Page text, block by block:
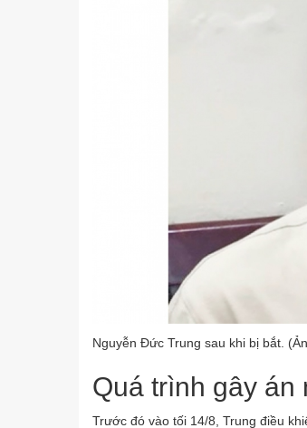
Nguyễn Đức Trung sau khi bị bắt.
Quá trình gây án
Trước đó vào tối 14/8, Trung điều